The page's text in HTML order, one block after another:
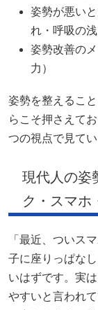
姿勢が悪い
れ・呼吸の浅
姿勢改善の
力）
姿勢を整えるこ
らこそ押さえて
つの視点で見てい
現代人の姿
ク・スマホ
「最近、ついス
子に座りっぱな
いはずです。実
やすいと言われ